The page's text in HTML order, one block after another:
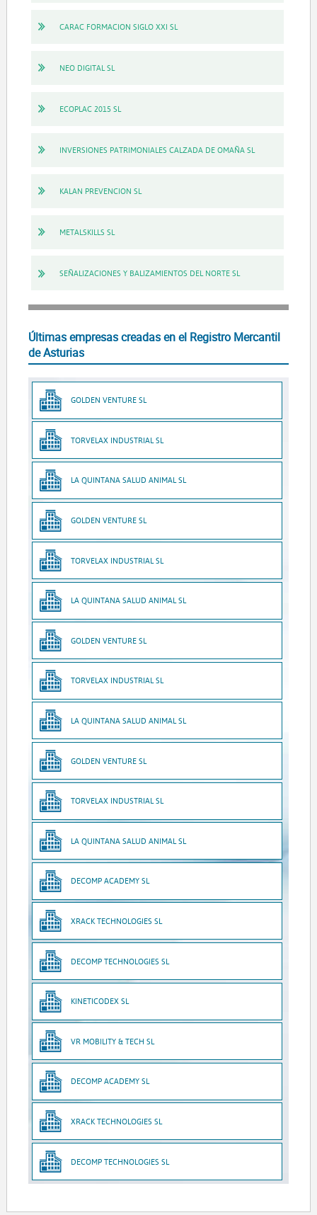
CARAC FORMACION SIGLO XXI SL
NEO DIGITAL SL
ECOPLAC 2015 SL
INVERSIONES PATRIMONIALES CALZADA DE OMAÑA SL
KALAN PREVENCION SL
METALSKILLS SL
SEÑALIZACIONES Y BALIZAMIENTOS DEL NORTE SL
Últimas empresas creadas en el Registro Mercantil
de Asturias
GOLDEN VENTURE SL
TORVELAX INDUSTRIAL SL
LA QUINTANA SALUD ANIMAL SL
GOLDEN VENTURE SL
TORVELAX INDUSTRIAL SL
LA QUINTANA SALUD ANIMAL SL
GOLDEN VENTURE SL
TORVELAX INDUSTRIAL SL
LA QUINTANA SALUD ANIMAL SL
GOLDEN VENTURE SL
TORVELAX INDUSTRIAL SL
LA QUINTANA SALUD ANIMAL SL
DECOMP ACADEMY SL
XRACK TECHNOLOGIES SL
DECOMP TECHNOLOGIES SL
KINETICODEX SL
VR MOBILITY & TECH SL
DECOMP ACADEMY SL
XRACK TECHNOLOGIES SL
DECOMP TECHNOLOGIES SL